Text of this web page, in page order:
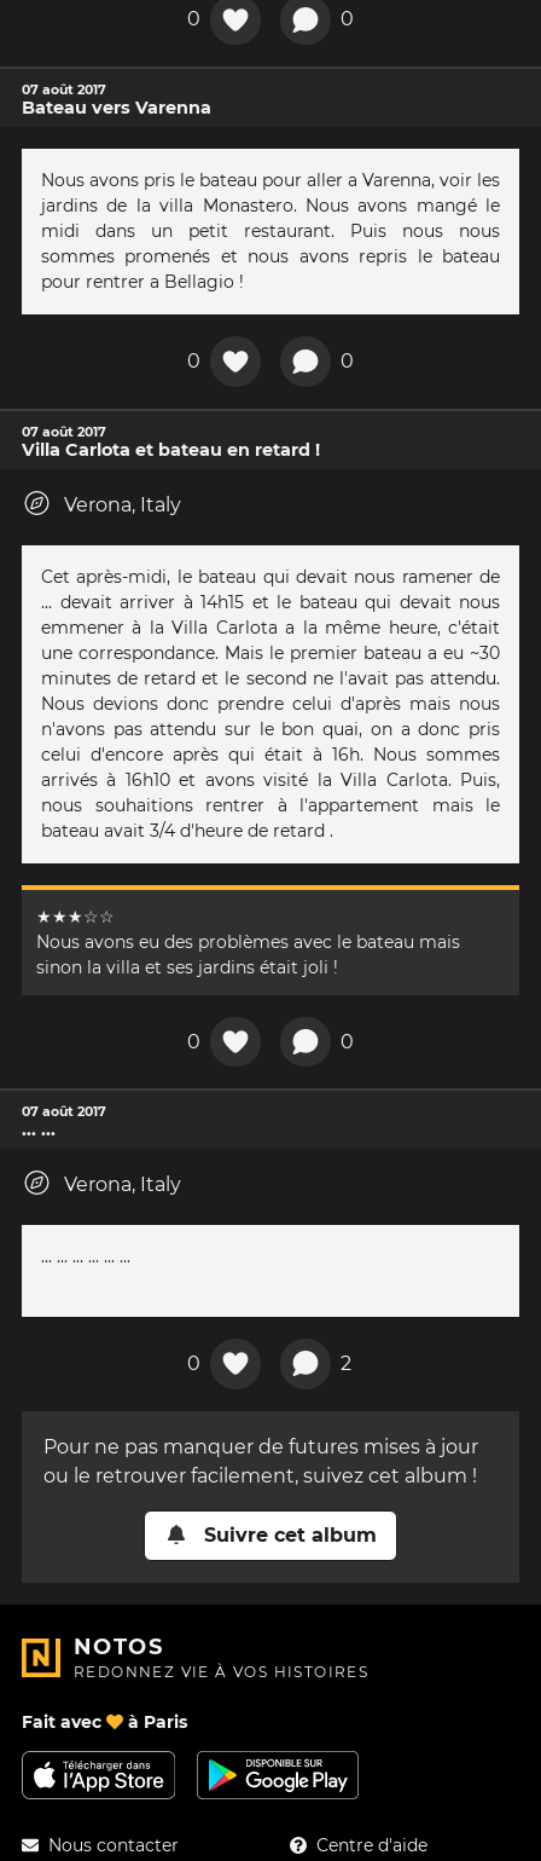
0 0
07 août 2017
Bateau vers Varenna
Nous avons pris le bateau pour aller a Varenna, voir les
jardins de la villa Monastero. Nous avons mangé le
midi dans un petit restaurant. Puis nous nous
sommes promenés et nous avons repris le bateau
pour rentrer a Bellagio !
0 0
07 août 2017
Villa Carlota et bateau en retard !
Verona, Italy
Cet après-midi, le bateau qui devait nous ramener de
... devait arriver à 14h15 et le bateau qui devait nous
emmener à la Villa Carlota a la même heure, c'était
une correspondance. Mais le premier bateau a eu ~30
minutes de retard et le second ne l'avait pas attendu.
Nous devions donc prendre celui d'après mais nous
n'avons pas attendu sur le bon quai, on a donc pris
celui d'encore après qui était à 16h. Nous sommes
arrivés à 16h10 et avons visité la Villa Carlota. Puis,
nous souhaitions rentrer à l'appartement mais le
bateau avait 3/4 d'heure de retard .
★★★☆☆
Nous avons eu des problèmes avec le bateau mais
sinon la villa et ses jardins était joli !
0 0
07 août 2017
... ...
Verona, Italy
... ... ... ... ... ...
0 2
Pour ne pas manquer de futures mises à jour
ou le retrouver facilement, suivez cet album !
Suivre cet album
NOTOS
REDONNEZ VIE À VOS HISTOIRES
Fait avec à Paris
Nous contacter Centre d'aide